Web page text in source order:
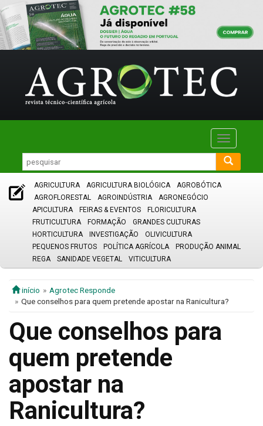
Toggle
AGRICULTURA AGRICULTURA BIOLÓGICA
AGROBÓTICA
AGROFLORESTAL
AGROINDÚSTRIA
AGRONEGÓCIO
APICULTURA
FEIRAS & EVENTOS
FLORICULTURA
FRUTICULTURA
FORMAÇÃO
GRANDES CULTURAS
HORTICULTURA
INVESTIGAÇÃO
OLIVICULTURA
PEQUENOS FRUTOS
POLÍTICA AGRÍCOLA
PRODUÇÃO ANIMAL
REGA
SANIDADE VEGETAL VITICULTURA
início
Agrotec Responde
Que conselhos para quem pretende apostar na Ranicultura?
Que conselhos para
quem pretende
apostar na
Ranicultura?